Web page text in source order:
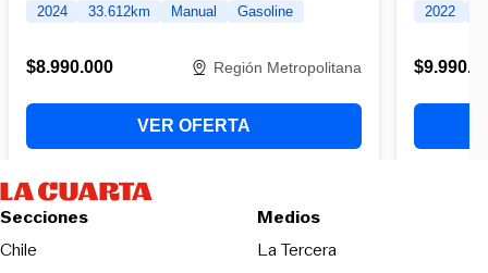
Secciones
Chile
Medios
La TerceraOpens in new